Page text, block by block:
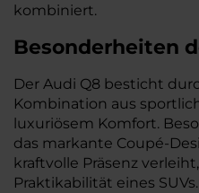
kombiniert.
Besonderheiten
Der Audi Q8 besticht
Kombination aus
luxuriösem Komfort.
das markante Coupé-
kraftvolle Präsenz
Praktikabilität eines